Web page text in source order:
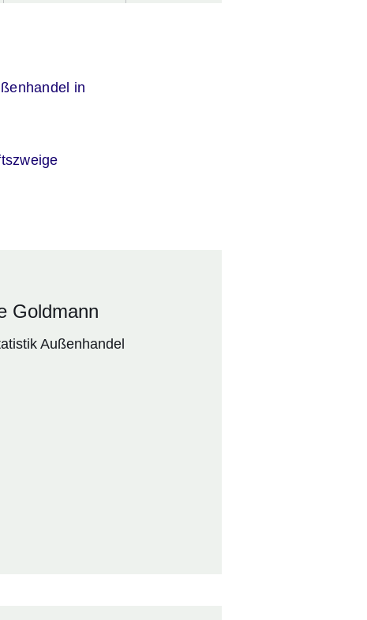
in
Goldmann
Außenhandel